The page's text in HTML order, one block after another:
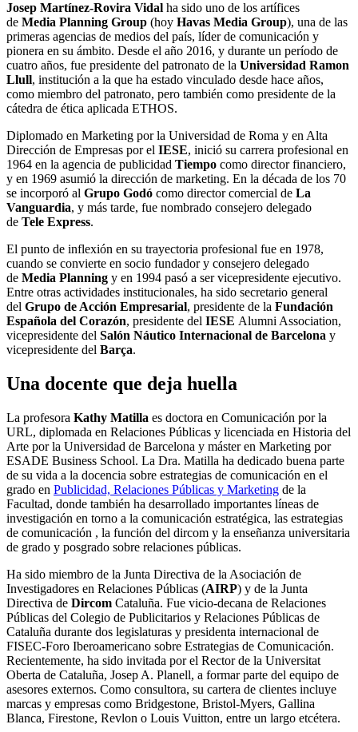
Josep Martínez-Rovira Vidal ha sido uno de los artífices
de Media Planning Group (hoy Havas Media Group), una de las
primeras agencias de medios del país, líder de comunicación y
pionera en su ámbito. Desde el año 2016, y durante un período de
cuatro años, fue presidente del patronato de la Universidad Ramon
Llull, institución a la que ha estado vinculado desde hace años,
como miembro del patronato, pero también como presidente de la
cátedra de ética aplicada ETHOS.
Diplomado en Marketing por la Universidad de Roma y en Alta
Dirección de Empresas por el IESE, inició su carrera profesional en
1964 en la agencia de publicidad Tiempo como director financiero,
y en 1969 asumió la dirección de marketing. En la década de los 70
se incorporó al Grupo Godó como director comercial de La
Vanguardia, y más tarde, fue nombrado consejero delegado
de Tele Express.
El punto de inflexión en su trayectoria profesional fue en 1978,
cuando se convierte en socio fundador y consejero delegado
de Media Planning y en 1994 pasó a ser vicepresidente ejecutivo.
Entre otras actividades institucionales, ha sido secretario general
del Grupo de Acción Empresarial, presidente de la Fundación
Española del Corazón, presidente del IESE Alumni Association,
vicepresidente del Salón Náutico Internacional de Barcelona y
vicepresidente del Barça.
Una docente que deja huella
La profesora Kathy Matilla es doctora en Comunicación por la
URL, diplomada en Relaciones Públicas y licenciada en Historia del
Arte por la Universidad de Barcelona y máster en Marketing por
ESADE Business School. La Dra. Matilla ha dedicado buena parte
de su vida a la docencia sobre estrategias de comunicación en el
grado en Publicidad, Relaciones Públicas y Marketing de la
Facultad, donde también ha desarrollado importantes líneas de
investigación en torno a la comunicación estratégica, las estrategias
de comunicación , la función del dircom y la enseñanza universitaria
de grado y posgrado sobre relaciones públicas.
Ha sido miembro de la Junta Directiva de la Asociación de
Investigadores en Relaciones Públicas (AIRP) y de la Junta
Directiva de Dircom Cataluña. Fue vicio-decana de Relaciones
Públicas del Colegio de Publicitarios y Relaciones Públicas de
Cataluña durante dos legislaturas y presidenta internacional de
FISEC-Foro Iberoamericano sobre Estrategias de Comunicación.
Recientemente, ha sido invitada por el Rector de la Universitat
Oberta de Cataluña, Josep A. Planell, a formar parte del equipo de
asesores externos. Como consultora, su cartera de clientes incluye
marcas y empresas como Bridgestone, Bristol-Myers, Gallina
Blanca, Firestone, Revlon o Louis Vuitton, entre un largo etcétera.